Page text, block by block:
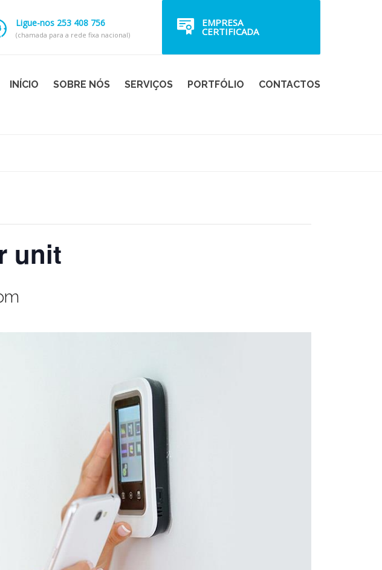
Ligue-nos 253 408 756
(chamada para a rede fixa nacional)
EMPRESA
CERTIFICADA
INÍCIO SOBRE NÓS SERVIÇOS PORTFÓLIO CONTACTOS
unit